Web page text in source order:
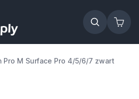
Pro M Surface Pro 4/5/6/7 zwart